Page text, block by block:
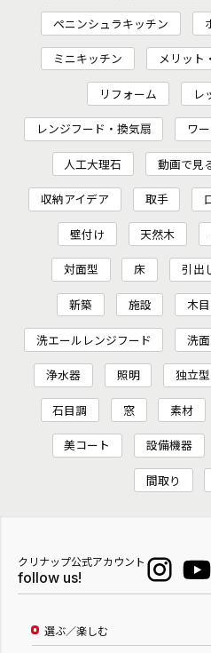
ペニンシュラキッチン
ミニキッチン メリット
リフォーム レ
レンジフード・換気扇 ワ
人工大理石 動画で見
収納アイデア 取手
壁付け 天然木
対面型 床 引出
新築 施設 木目
洗エールレンジフード 洗
浄水器 照明 独立型
石目調 窓 素材
美コート 設備機器
間取り
クリナップ公式アカウント
follow us!
選ぶ／楽しむ